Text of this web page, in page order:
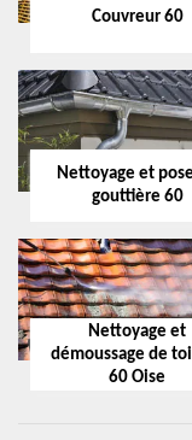
Couvreur 60
Nettoyage et
gouttière 60
Nettoyage et
démoussage de
60 Oise